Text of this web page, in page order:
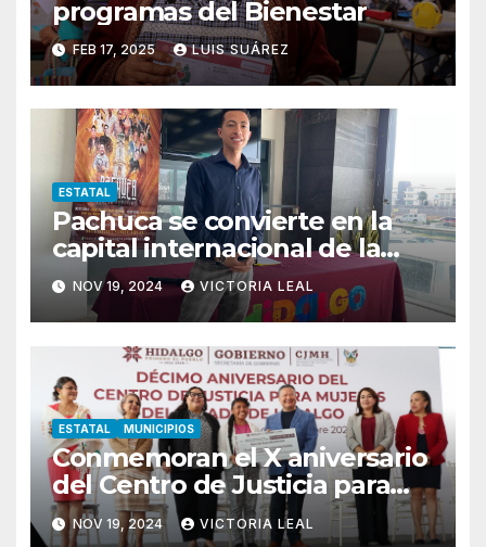
programas del Bienestar
FEB 17, 2025 LUIS SUÁREZ
ESTATAL
Pachuca se convierte en la
capital internacional de la
salsa
NOV 19, 2024 VICTORIA LEAL
ESTATAL MUNICIPIOS
Conmemoran el X aniversario
del Centro de Justicia para
Mujeres de Hidalgo
NOV 19, 2024 VICTORIA LEAL